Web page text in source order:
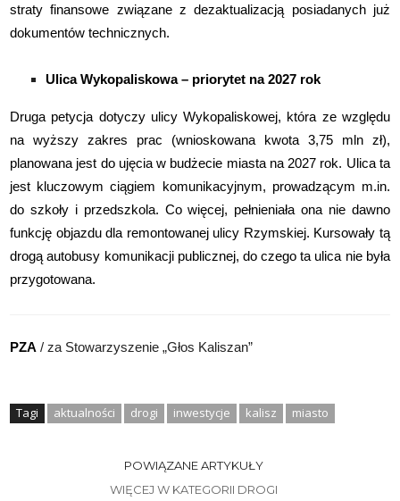
straty finansowe związane z dezaktualizacją posiadanych już
dokumentówtechnicznych.
Ulica Wykopaliskowa – priorytet na 2027 rok
Druga petycja dotyczy ulicy Wykopaliskowej, która ze względu
na wyższy zakres prac (wnioskowana kwota 3,75 mln zł),
planowana jest do ujęcia w budżecie miasta na 2027 rok. Ulica ta
jest kluczowym ciągiem komunikacyjnym, prowadzącym m.in.
do szkoły i przedszkola. Co więcej, pełnieniała ona nie dawno
funkcję objazdu dla remontowanej ulicy Rzymskiej. Kursowały tą
drogą autobusy komunikacji publicznej, do czego ta ulica nie była
przygotowana.
PZA / za Stowarzyszenie „Głos Kaliszan”
Tagi aktualności drogi inwestycje kalisz miasto
POWIĄZANE ARTYKUŁY
WIĘCEJ W KATEGORII DROGI